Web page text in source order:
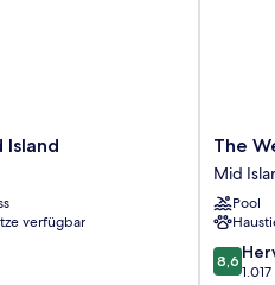
Island
verfügbar
The
Westin
Hilton
Head
Island
Resort
&
The
Mid
Pool
8.6
von
8,6